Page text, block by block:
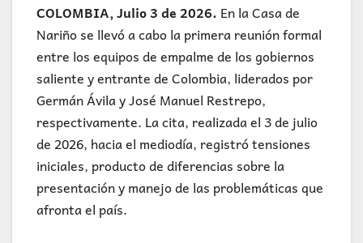
COLOMBIA, Julio 3 de 2026. En la Casa de
Nariño se llevó a cabo la primera reunión formal
entre los equipos de empalme de los gobiernos
saliente y entrante de Colombia, liderados por
Germán Ávila y José Manuel Restrepo,
respectivamente. La cita, realizada el 3 de julio
de 2026, hacia el mediodía, registró tensiones
iniciales, producto de diferencias sobre la
presentación y manejo de las problemáticas que
afronta el país.